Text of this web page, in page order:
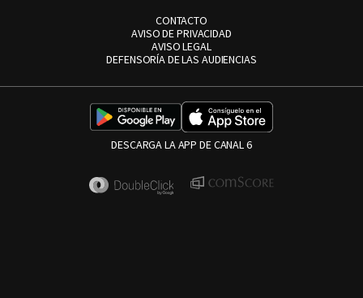
CONTACTO
AVISO DE PRIVACIDAD
AVISO LEGAL
DEFENSORÍA DE LAS AUDIENCIAS
DESCARGA LA APP DE CANAL 6